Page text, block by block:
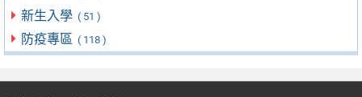
新生入學 ( 51 )
防疫專區 ( 118 )